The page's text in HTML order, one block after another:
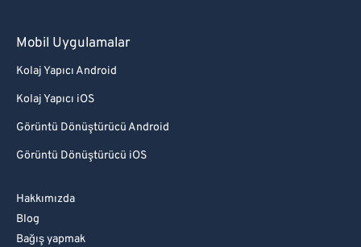
Mobil Uygulamalar
Kolaj Yapıcı Android
Kolaj Yapıcı iOS
Görüntü Dönüştürücü Android
Görüntü Dönüştürücü iOS
Hakkımızda
Blog
Bağış yapmak